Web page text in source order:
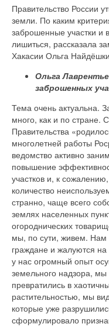
Правительство России
земли. По каким
заброшенные участки и
лишиться, рассказала
Хакасии Ольга
Ольга
заброшенных
Тема очень актуальна.
много, как и по стране.
Правительства
многолетней работы
ведомство активно
повышение
участков и, к
количество
странно, чаще всего
землях населенных
огороднических
мы, по сути, живем. Нам
граждане и жалуются
у нас огромный опыт
земельного надзора, мы
превратились в
растительностью, мы
которые уже
сформулировало